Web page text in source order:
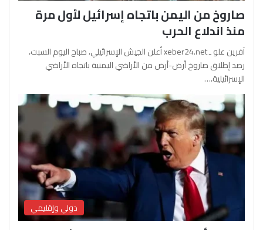
صاروخ من اليمن باتجاه إسرائيل لأول مرة
منذ اندلاع الحرب
آفرين علو ـ xeber24.net أعلن الجيش الإسرائيلي، صباح اليوم السبت،
رصد إطلاق صاروخ أرض-أرض من الأراضي اليمنية باتجاه الأراضي
الإسرائيلية،…
دولي وإقليمي